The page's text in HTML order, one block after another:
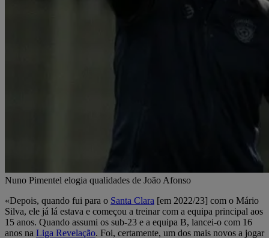
Nuno Pimentel elogia qualidades de João Afonso
«Depois, quando fui para o Santa Clara [em 2022/23] com o Mário
Silva, ele já lá estava e começou a treinar com a equipa principal aos
15 anos. Quando assumi os sub-23 e a equipa B, lancei-o com 16
anos na Liga Revelação. Foi, certamente, um dos mais novos a jogar